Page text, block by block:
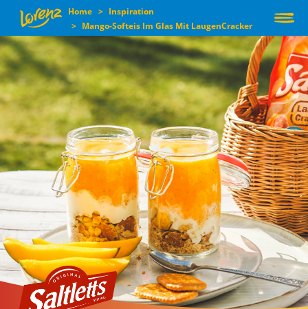
Direkt
zum
Inhalt
Home
Inspiration
Mango-Softeis Im Glas Mit LaugenCracker
User
Main
navigation
UNSERE
MARKEN
ÜBER UNS &
UNSERE WERTE